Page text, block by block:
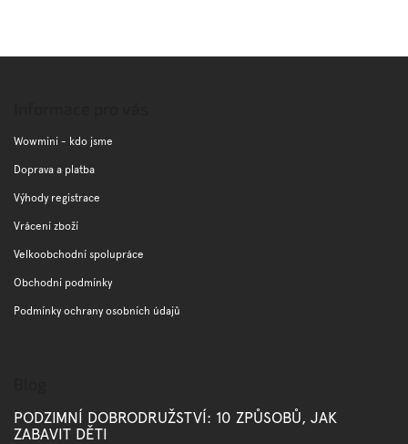
Wowmini - kdo jsme
Doprava a platba
Výhody registrace
Vrácení zboží
Velkoobchodní spolupráce
Obchodní podmínky
Podmínky ochrany osobních údajů
PODZIMNÍ DOBRODRUŽSTVÍ: 10 ZPŮSOBŮ, JAK
ZABAVIT DĚTI